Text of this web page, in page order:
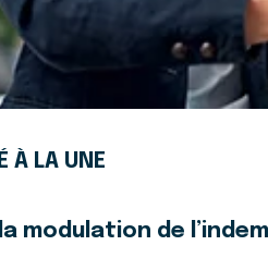
À LA UNE
modulation de